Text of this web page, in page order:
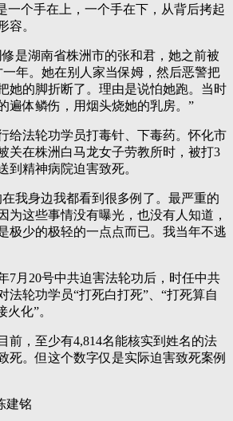
一个手在上，一个手在下，从背后拷起
容。
是湖南省株洲市的张和君，她之前被
年。她在别人家当保姆，然后恶警把
她的脚折断了。理由是说怕她跑。当时
遍体鳞伤，用烟头烧她的乳房。”
给法轮功学员打毒针、下毒药。怀化市
关在株洲白马龙女子劳教所时，被打3
到精神病院迫害致死。
我身边我都看到很多例了。最严重的
为这些事情没有曝光，也没有人知道，
极少的极轻的一点点而已。我当年不逃
7月20号中共迫害法轮功后，时任中共
法轮功学员“打死白打死”、“打死算自
化”。
前，至少有4,814名能核实到姓名的法
死。但这个数字仅是实际迫害致死案例
建铭